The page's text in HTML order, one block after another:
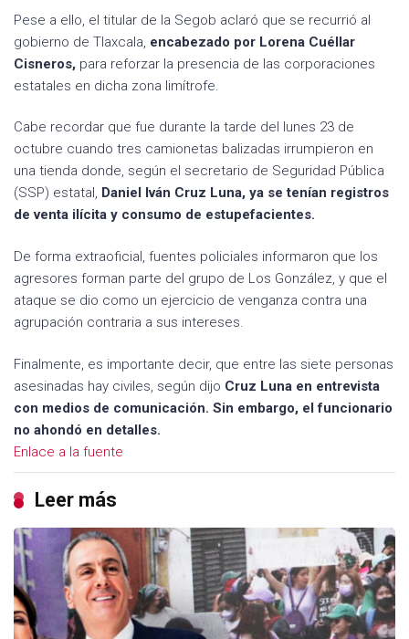
Pese a ello, el titular de la Segob aclaró que se recurrió al
gobierno de Tlaxcala, encabezado por Lorena Cuéllar
Cisneros, para reforzar la presencia de las corporaciones
estatales en dicha zona limítrofe.
Cabe recordar que fue durante la tarde del lunes 23 de
octubre cuando tres camionetas balizadas irrumpieron en
una tienda donde, según el secretario de Seguridad Pública
(SSP) estatal, Daniel Iván Cruz Luna, ya se tenían registros
de venta ilícita y consumo de estupefacientes.
De forma extraoficial, fuentes policiales informaron que los
agresores forman parte del grupo de Los González, y que el
ataque se dio como un ejercicio de venganza contra una
agrupación contraria a sus intereses.
Finalmente, es importante decir, que entre las siete personas
asesinadas hay civiles, según dijo Cruz Luna en entrevista
con medios de comunicación. Sin embargo, el funcionario
no ahondó en detalles.
Enlace a la fuente
Leer más